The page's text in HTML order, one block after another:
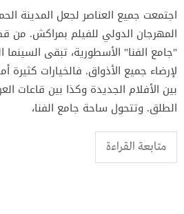
اجتمعت جميع العناصر لجعل المدينة
المهرجان الدولي للفيلم بمراكش. من
"جامع الفنا" الأسطورية، تبقى السينما
لإرضاء جميع الأذواق. فالخيارات كثيرة
بين الأفلام الجديدة وكذا بين قاعات
الطلق. وتتحول ساحة جامع الفنا،
متابعة القراءة